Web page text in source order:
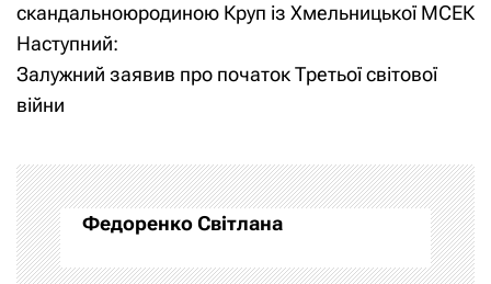
в
і
г
а
ц
і
скандальноюродиною Круп із Хмельницької МСЕК
Наступний:
Залужний заявив про початок Третьої світової
війни
Федоренко Світлана